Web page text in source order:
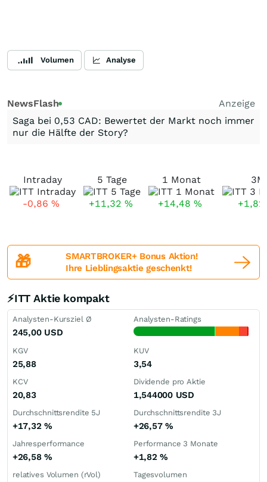
Volumen Analyse
NewsFlash
Anzeige
Saga bei 0,53 CAD: Bewertet der Markt noch immer
nur die Hälfte der Story?
Intraday
-0,86 %
5 Tage
+11,32 %
1 Monat
+14,48 %
3M
+1,82
🎁
SMARTBROKER+ Bonus Aktion!
Ihre Lieblingsaktie geschenkt!
⚡ITT Aktie kompakt
Analysten-Kursziel Ø
245,00 USD
Analysten-Ratings
KGV
25,88
KUV
3,54
KCV
20,83
Dividende pro Aktie
1,544000 USD
Durchschnittsrendite 5J
+17,32 %
Durchschnittsrendite 3J
+26,57 %
Jahresperformance
+26,58 %
Performance 3 Monate
+1,82%
relatives Volumen (rVol) Tagesvolumen